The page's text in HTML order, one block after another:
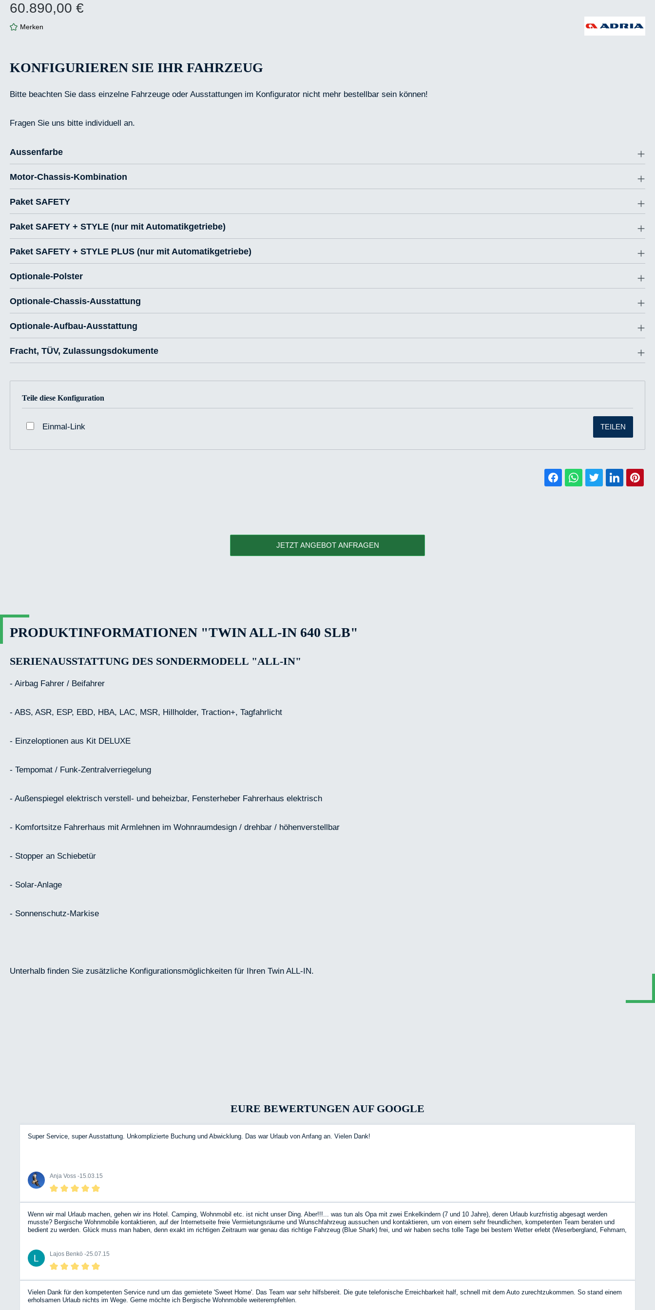
Regulärer Preis:
60.890,00 €
Merken
KONFIGURIEREN SIE IHR FAHRZEUG
Bitte beachten Sie dass einzelne Fahrzeuge oder Ausstattungen im Konfigurator nicht mehr bestellbar sein können!
Fragen Sie uns bitte individuell an.
Aussenfarbe
Motor-Chassis-Kombination
Paket SAFETY
Paket SAFETY + STYLE (nur mit Automatikgetriebe)
Paket SAFETY + STYLE PLUS (nur mit Automatikgetriebe)
Optionale-Polster
Optionale-Chassis-Ausstattung
Optionale-Aufbau-Ausstattung
Fracht, TÜV, Zulassungsdokumente
Teile diese Konfiguration
Einmal-Link TEILEN
JETZT ANGEBOT ANFRAGEN
PRODUKTINFORMATIONEN "TWIN ALL-IN 640 SLB"
SERIENAUSSTATTUNG DES SONDERMODELL "ALL-IN"
- Airbag Fahrer / Beifahrer
- ABS, ASR, ESP, EBD, HBA, LAC, MSR, Hillholder, Traction+, Tagfahrlicht
- Einzeloptionen aus Kit DELUXE
- Tempomat / Funk-Zentralverriegelung
- Außenspiegel elektrisch verstell- und beheizbar, Fensterheber Fahrerhaus elektrisch
- Komfortsitze Fahrerhaus mit Armlehnen im Wohnraumdesign / drehbar / höhenverstellbar
- Stopper an Schiebetür
- Solar-Anlage
- Sonnenschutz-Markise
Unterhalb finden Sie zusätzliche Konfigurationsmöglichkeiten für Ihren Twin ALL-IN.
EURE BEWERTUNGEN AUF GOOGLE
Super Service, super Ausstattung. Unkomplizierte Buchung und Abwicklung. Das war Urlaub von Anfang an. Vielen Dank!
Anja Voss -15.03.15
Wenn wir mal Urlaub machen, gehen wir ins Hotel. Camping, Wohnmobil etc. ist nicht unser Ding. Aber!!!... was tun als Opa mit zwei Enkelkindern (7 und 10 Jahre), deren Urlaub kurzfristig abgesagt werden
musste? Bergische Wohnmobile kontaktieren, auf der Internetseite freie Vermietungsräume und Wunschfahrzeug aussuchen und kontaktieren, um von einem sehr freundlichen, kompetenten Team beraten und
bedient zu werden. Glück muss man haben, denn exakt im richtigen Zeitraum war genau das richtige Fahrzeug (Blue Shark) frei, und wir haben sechs tolle Tage bei bestem Wetter erlebt (Weserbergland, Fehmarn,
Lajos Benkö -25.07.15
Vielen Dank für den kompetenten Service rund um das gemietete 'Sweet Home'. Das Team war sehr hilfsbereit. Die gute telefonische Erreichbarkeit half, schnell mit dem Auto zurechtzukommen. So stand einem
erholsamen Urlaub nichts im Wege. Gerne möchte ich Bergische Wohnmobile weiterempfehlen.